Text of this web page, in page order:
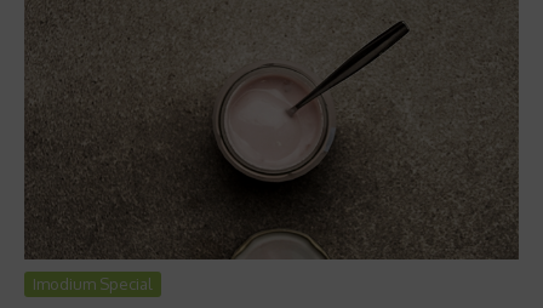
Imodium Special